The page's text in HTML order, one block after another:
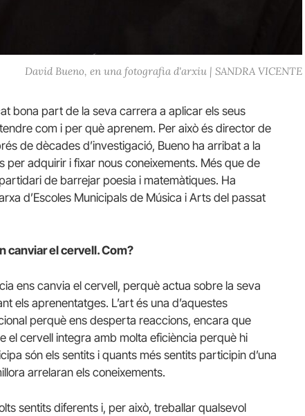
David Bueno, en una fotografia d'arxiu | SANDRA VICENTE
bona part de la seva carrera a aplicar els seus
com i per què aprenem. Per això és director de
de dècades d’investigació, Bueno ha arribat a la
per adquirir i fixar nous coneixements. Més que de
de barrejar poesia i matemàtiques. Ha
d’Escoles Municipals de Música i Arts del passat
canviar el cervell. Com?
ens canvia el cervell, perquè actua sobre la seva
els aprenentatges. L’art és una d’aquestes
perquè ens desperta reaccions, encara que
el cervell integra amb molta eficiència perquè hi
són els sentits i quants més sentits participin d’una
arrelaran els coneixements.
sentits diferents i, per això, treballar qualsevol